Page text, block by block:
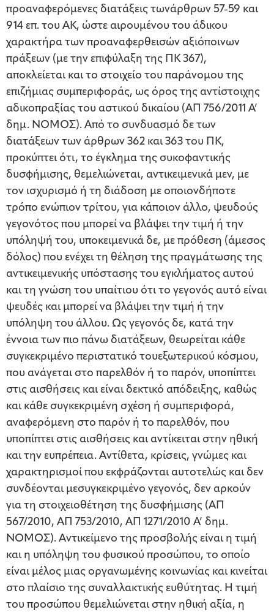
προαναφερόμενες διατάξεις τωνάρθρων 57-59 και
914 επ. του ΑΚ, ώστε αιρουμένου του άδικου
χαρακτήρα των προαναφερθεισών αξιόποινων
πράξεων (με την επιφύλαξη της ΠΚ 367),
αποκλείεται και το στοιχείο του παράνομου της
επιζήμιας συμπεριφοράς, ως όρος της αντίστοιχης
αδικοπραξίας του αστικού δικαίου (ΑΠ 756/2011 Α’
δημ. ΝΟΜΟΣ). Από το συνδυασμό δε των
διατάξεων των άρθρων 362 και 363 του ΠΚ,
προκύπτει ότι, το έγκλημα της συκοφαντικής
δυσφήμισης, θεμελιώνεται, αντικειμενικά μεν, με
τον ισχυρισμό ή τη διάδοση με οποιονδήποτε
τρόπο ενώπιον τρίτου, για κάποιον άλλο, ψευδούς
γεγονότος που μπορεί να βλάψει την τιμή ή την
υπόληψή του, υποκειμενικά δε, με πρόθεση (άμεσος
δόλος) που ενέχει τη θέληση της πραγμάτωσης της
αντικειμενικής υπόστασης του εγκλήματος αυτού
και τη γνώση του υπαίτιου ότι το γεγονός αυτό είναι
ψευδές και μπορεί να βλάψει την τιμή ή την
υπόληψη του άλλου. Ως γεγονός δε, κατά την
έννοια των πιο πάνω διατάξεων, θεωρείται κάθε
συγκεκριμένο περιστατικό τουεξωτερικού κόσμου,
που ανάγεται στο παρελθόν ή το παρόν, υποπίπτει
στις αισθήσεις και είναι δεκτικό απόδειξης, καθώς
και κάθε συγκεκριμένη σχέση ή συμπεριφορά,
αναφερόμενη στο παρόν ή το παρελθόν, που
υποπίπτει στις αισθήσεις και αντίκειται στην ηθική
και την ευπρέπεια. Αντίθετα, κρίσεις, γνώμες και
χαρακτηρισμοί που εκφράζονται αυτοτελώς και δεν
συνδέονται μεσυγκεκριμένο γεγονός, δεν αρκούν
για τη στοιχειοθέτηση της δυσφήμισης (ΑΠ
567/2010, ΑΠ 753/2010, ΑΠ 1271/2010 Α’ δημ.
ΝΟΜΟΣ). Αντικείμενο της προσβολής είναι η τιμή
και η υπόληψη του φυσικού προσώπου, το οποίο
είναι μέλος μιας οργανωμένης κοινωνίας και κινείται
στο πλαίσιο της συναλλακτικής ευθύτητας. Η τιμή
του προσώπου θεμελιώνεται στην ηθική αξία, η